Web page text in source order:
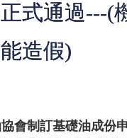
式通過---(
造假)
會制訂基礎油成份